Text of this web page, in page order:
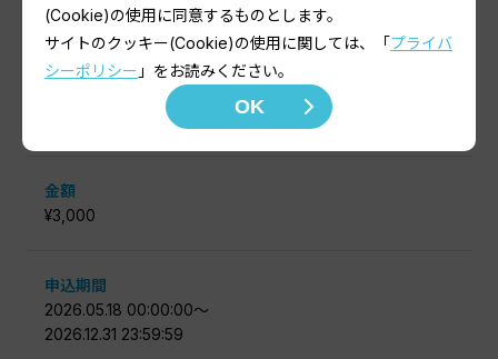
日本パラ水泳連盟及び東北身体障がい者水泳連盟の選手登
録用です。個人登録者は、こちらから入力してください。
金額
¥3,000
申込期間
2026.05.18 00:00:00〜
2026.12.31 23:59:59
(Cookie)の使用に同意するものとします。
サイトのクッキー(Cookie)の使用に関しては、「プライバ
シーポリシー 」をお読みください。
OK